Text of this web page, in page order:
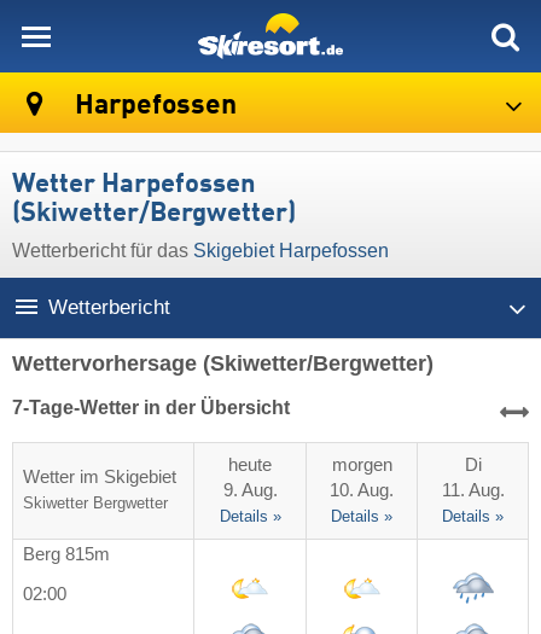
Harpefossen
Wetter Harpefossen
(Skiwetter/Bergwetter)
Wetterbericht für das Skigebiet Harpefossen
Wetterbericht
Wettervorhersage (Skiwetter/Bergwetter)
7-Tage-Wetter in der Übersicht
Wetter im Skigebiet
Skiwetter Bergwetter
heute
9. Aug.
Details »
morgen
10. Aug.
Details »
Di
11. Aug.
Details »
Berg 815m
02:00